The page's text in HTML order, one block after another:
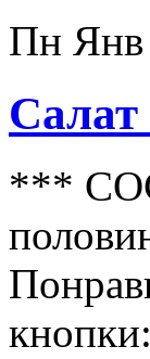
Пн Янв
***